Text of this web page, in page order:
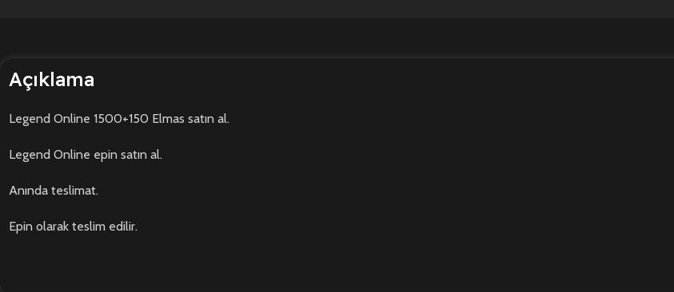
Açıklama
Legend Online 1500+150 Elmas satın al.
Legend Online epin satın al.
Anında teslimat.
Epin olarak teslim edilir.